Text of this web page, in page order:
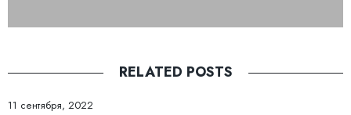
RELATED POSTS
11 сентября, 2022